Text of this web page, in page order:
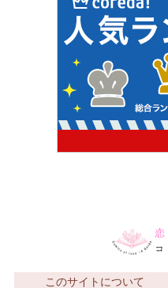
このサイトについて